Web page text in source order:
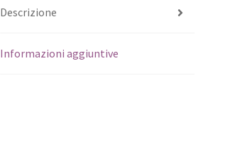
Descrizione
Informazioni aggiuntive